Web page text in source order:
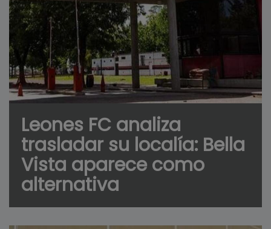
Leones FC analiza
trasladar su localía: Bella
Vista aparece como
alternativa